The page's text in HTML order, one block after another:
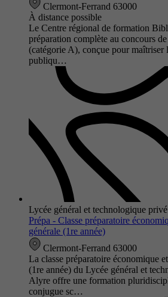
Clermont-Ferrand 63000
À distance possible
Le Centre régional de formation
préparation complète au concours
(catégorie A), conçue pour maîtriser
publiqu…
Lycée général et technologique
Prépa - Classe préparatoire
générale (1re année)
Clermont-Ferrand 63000
La classe préparatoire économique
(1re année) du Lycée général et
Alyre offre une formation
conjugue sc…